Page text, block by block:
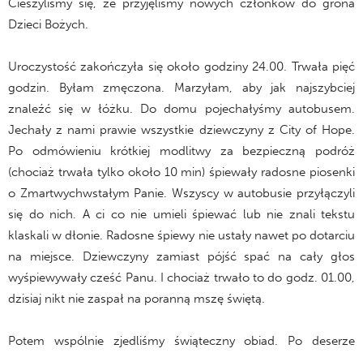
Cieszyliśmy się, że przyjęliśmy nowych członków do grona
Dzieci Bożych.
Uroczystość zakończyła się około godziny 24.00. Trwała pięć
godzin. Byłam zmęczona. Marzyłam, aby jak najszybciej
znaleźć się w łóżku. Do domu pojechałyśmy autobusem.
Jechały z nami prawie wszystkie dziewczyny z City of Hope.
Po odmówieniu krótkiej modlitwy za bezpieczną podróż
(chociaż trwała tylko około 10 min) śpiewały radosne piosenki
o Zmartwychwstałym Panie. Wszyscy w autobusie przyłączyli
się do nich. A ci co nie umieli śpiewać lub nie znali tekstu
klaskali w dłonie. Radosne śpiewy nie ustały nawet po dotarciu
na miejsce. Dziewczyny zamiast pójść spać na cały głos
wyśpiewywały cześć Panu. I chociaż trwało to do godz. 01.00,
dzisiaj nikt nie zaspał na poranną mszę świętą.
Potem wspólnie zjedliśmy świąteczny obiad. Po deserze